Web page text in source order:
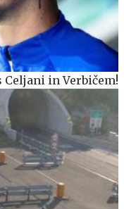
Celjani in Verbičem!